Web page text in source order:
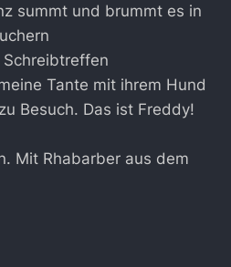
summt und brummt es in
Tante mit ihrem Hund
Besuch. Das ist Freddy!
Mit Rhabarber aus dem